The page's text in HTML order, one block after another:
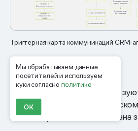
Мы обрабатываем данные
посетителей и используем
куки согласнополитике
ОК
Триггерная карта коммуникаций CRM-
«Рыбная кость»
Этот тип майндмепа
менеджменте, в
а также при составлении плана